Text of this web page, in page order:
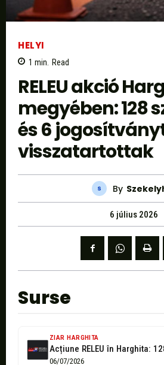
HELYI
1 min. Read
RELEU akció
megyében: 128
és 6
visszatartottak
By
6 július 2026
Surse
ZIAR HARGHITA
06/07/2026